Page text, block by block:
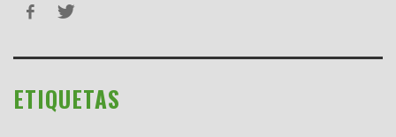
ETIQUETAS